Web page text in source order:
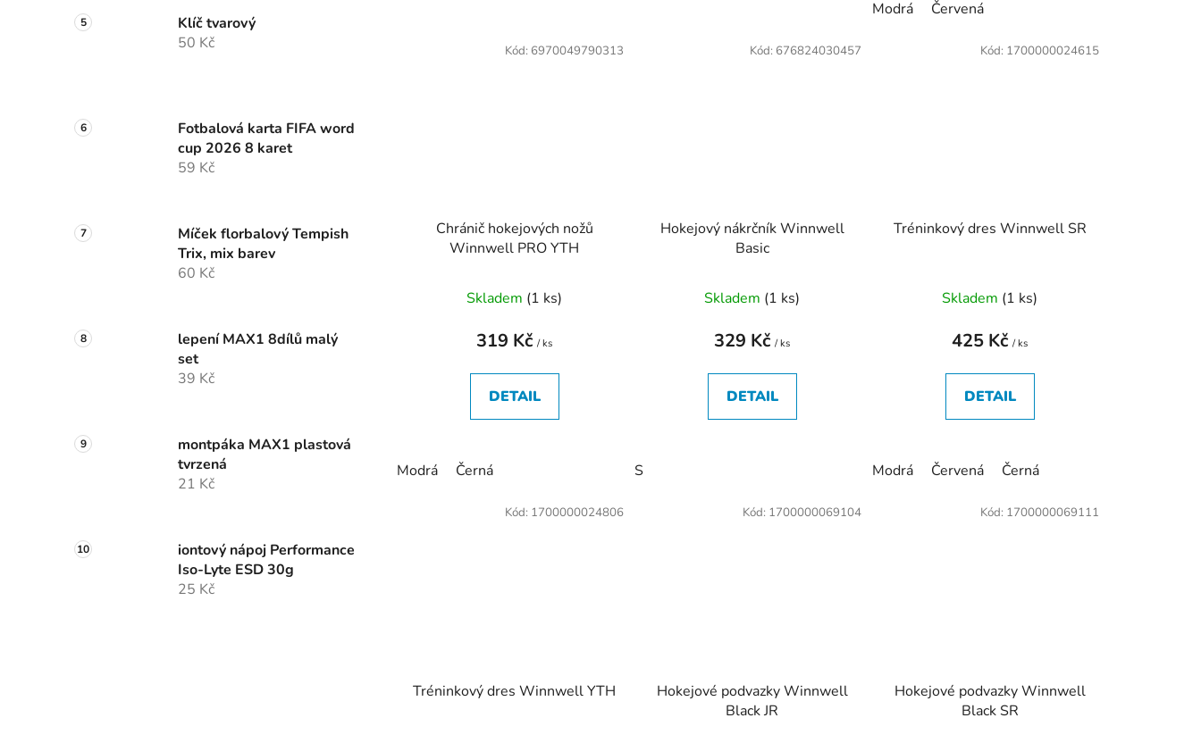
Klíč tvarový
50 Kč
Fotbalová karta FIFA word
cup 2026 8 karet
59 Kč
Míček florbalový Tempish
Trix, mix barev
60 Kč
lepení MAX1 8dílů malý
set
39 Kč
montpáka MAX1 plastová
tvrzená
21 Kč
iontový nápoj Performance
Iso-Lyte ESD 30g
25 Kč
Modrá Červená
Chránič hokejových nožů
Winnwell PRO YTH
Skladem (1 ks)
319 Kč/ ks
DETAIL
Modrá Černá
Kód: 6970049790313
Hokejový nákrčník Winnwell
Basic
Skladem (1 ks)
329 Kč/ ks
DETAIL
S
Kód: 676824030457
Tréninkový dres Winnwell SR
Skladem (1 ks)
425 Kč/ ks
DETAIL
Modrá Červená Černá
Kód: 1700000024615
Tréninkový dres Winnwell YTH
Kód: 1700000024806
Hokejové podvazky Winnwell
Black JR
Kód: 1700000069104
Hokejové podvazky Winnwell
Black SR
Kód: 1700000069111